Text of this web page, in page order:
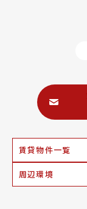
賃貸物件一覧
周辺環境